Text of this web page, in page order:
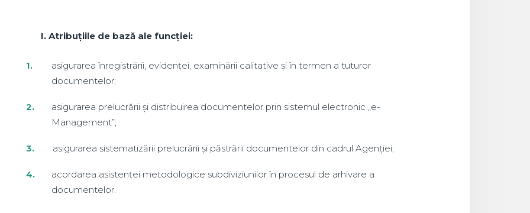
I. Atribuțiile de bază ale funcției:
asigurarea înregistrării, evidenței, examinării calitative și în termen a tuturor
documentelor;
asigurarea prelucrării și distribuirea documentelor prin sistemul electronic „e-
Management”;
asigurarea sistematizării prelucrării și păstrării documentelor din cadrul Agenției;
acordarea asistenței metodologice subdiviziunilor în procesul de arhivare a
documentelor.